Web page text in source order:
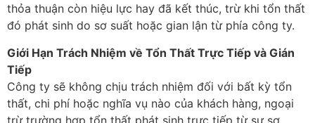
thỏa thuận còn hiệu lực hay đã kết thúc, trừ khi tổn thất
đó phát sinh do sơ suất hoặc gian lận từ phía công ty.
Giới Hạn Trách Nhiệm về Tổn Thất Trực Tiếp và Gián
Tiếp
Công ty sẽ không chịu trách nhiệm đối với bất kỳ tổn
thất, chi phí hoặc nghĩa vụ nào của khách hàng, ngoại
trừ trường hợp tổn thất phát sinh trực tiếp từ sự sơ